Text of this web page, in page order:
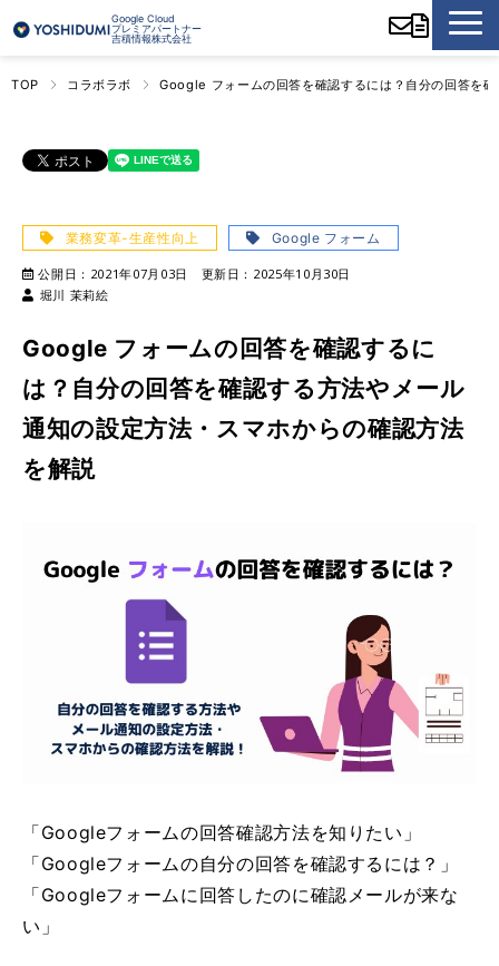
Google Cloud
プレミアパートナー
吉積情報株式会社
TOP コラボラボ Google フォームの回答を確認するには？自分の回答を
業務変革-生産性向上 Google フォーム
公開日： 2021年07月03日 更新日： 2025年10月30日
堀川 茉莉絵
Google フォームの回答を確認するに
は？自分の回答を確認する方法やメール
通知の設定方法・スマホからの確認方法
を解説
「Googleフォームの回答確認方法を知りたい」
「Googleフォームの自分の回答を確認するには？」
「Googleフォームに回答したのに確認メールが来な
い」